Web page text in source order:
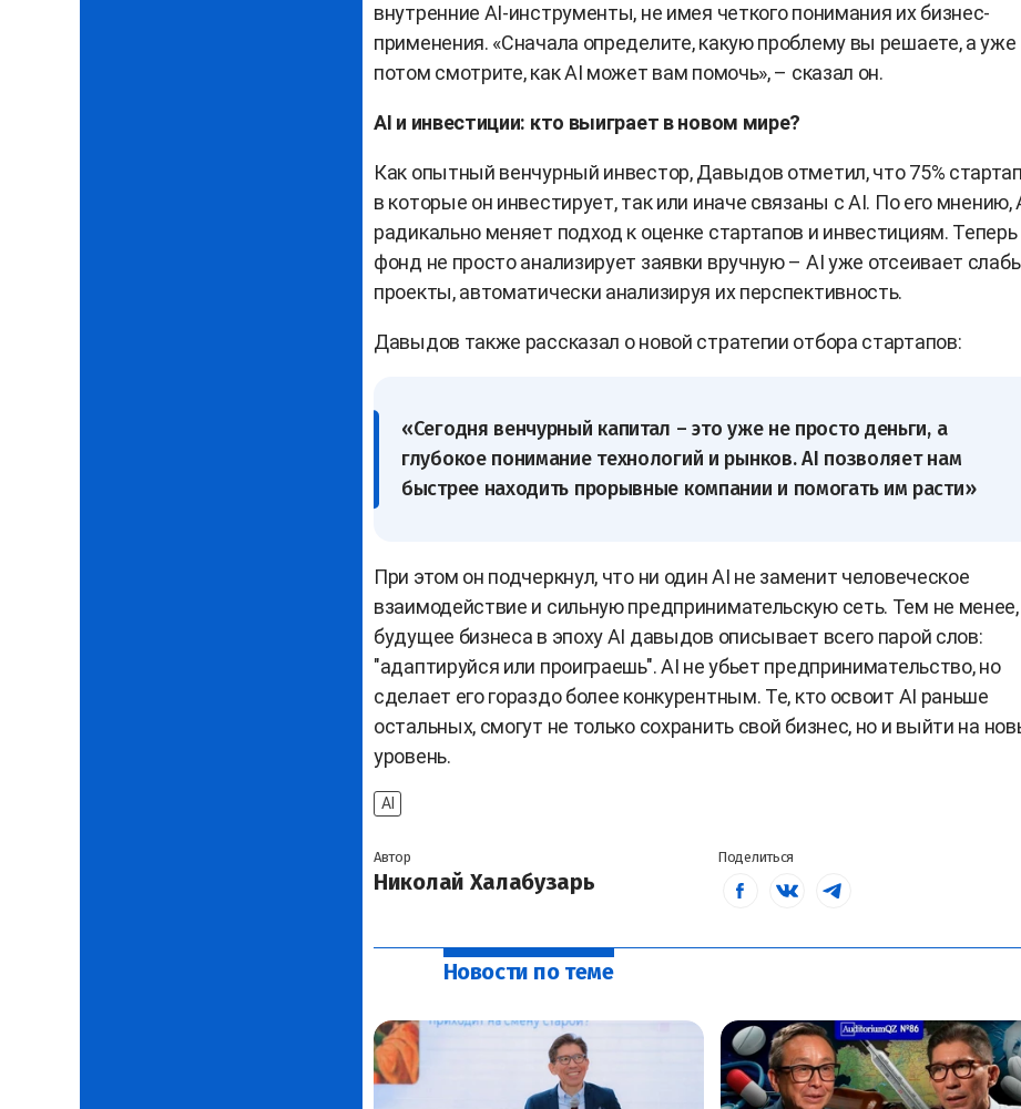
внутренние AI-инструменты, не имея четкого понимания их бизнес-
применения. «Сначала определите, какую проблему вы решаете, а уже
потом смотрите, как AI может вам помочь», – сказал он.
AI и инвестиции: кто выиграет в новом мире?
Как опытный венчурный инвестор, Давыдов отметил, что 75%
в которые он инвестирует, так или иначе связаны с AI. По его мнению,
радикально меняет подход к оценке стартапов и инвестициям. Теперь
фонд не просто анализирует заявки вручную – AI уже отсеивает
проекты, автоматически анализируя их перспективность.
Давыдов также рассказал о новой стратегии отбора стартапов:
«Сегодня венчурный капитал – это уже не просто деньги, а
глубокое понимание технологий и рынков. AI позволяет нам
быстрее находить прорывные компании и помогать им расти»
При этом он подчеркнул, что ни один AI не заменит человеческое
взаимодействие и сильную предпринимательскую сеть. Тем не менее,
будущее бизнеса в эпоху AI давыдов описывает всего парой слов:
"адаптируйся или проиграешь". AI не убьет предпринимательство, но
сделает его гораздо более конкурентным. Те, кто освоит AI раньше
остальных, смогут не только сохранить свой бизнес, но и выйти на
уровень.
AI
Автор
Николай Халабузарь
Поделиться
Новости по теме